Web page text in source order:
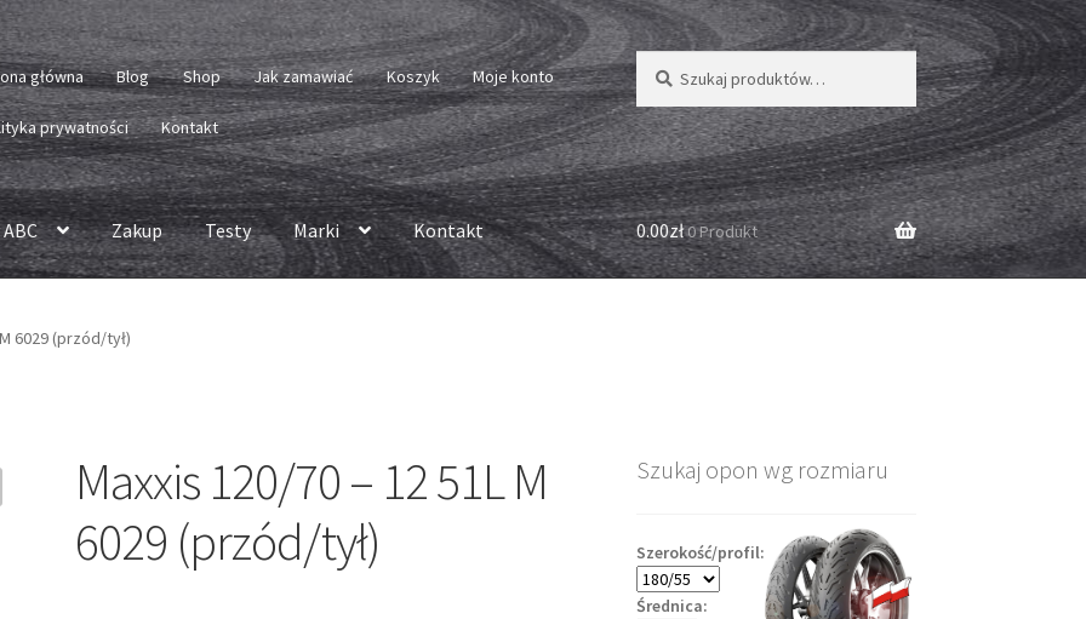
główna Blog Shop Jak zamawiać Koszyk Moje konto
prywatności Kontakt
Szukaj:
Szukaj
Zakup Testy Marki Kontakt 0.00zł0 Produkt
6029 (przód/tył)
Maxxis 120/70 – 12 51L M
6029 (przód/tył)
Szukaj opon wg rozmiaru
Szerokość/profil:
Średnica: